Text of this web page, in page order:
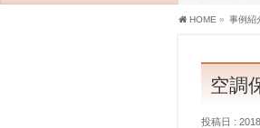
HOME » 事例紹
空調
投稿日 :